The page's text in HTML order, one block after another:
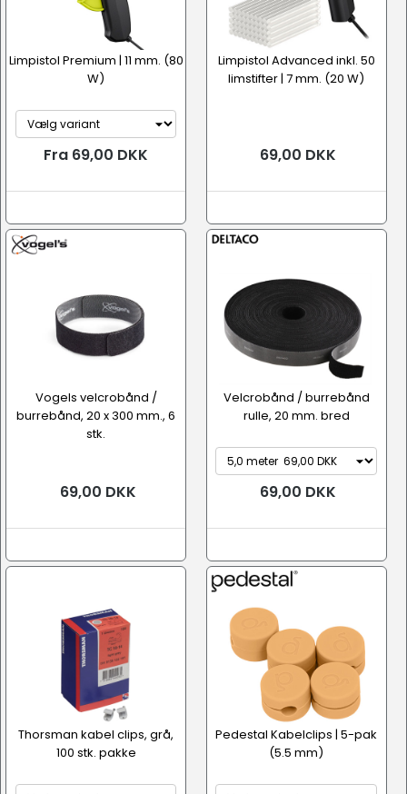
Limpistol Premium | 11 mm. (80
W)
Fra 69,00 DKK
Limpistol Advanced inkl. 50
limstifter | 7 mm. (20 W)
69,00 DKK
Vogels velcrobånd /
burrebånd, 20 x 300 mm., 6
stk.
69,00 DKK
Velcrobånd / burrebånd
rulle, 20 mm. bred
69,00 DKK
Thorsman kabel clips, grå,
100 stk. pakke
Pedestal Kabelclips | 5-pak
(5.5 mm)